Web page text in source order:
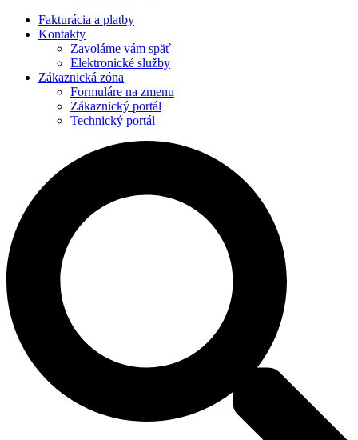
Fakturácia a platby
Kontakty
Zavoláme vám späť
Elektronické služby
Zákaznická zóna
Formuláre na zmenu
Zákaznický portál
Technický portál